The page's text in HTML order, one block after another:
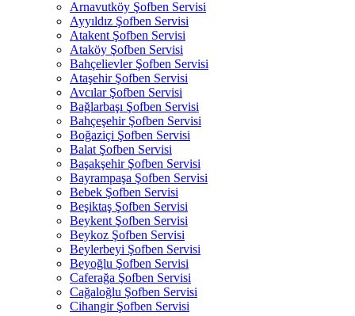
Arnavutköy Şofben Servisi
Ayyıldız Şofben Servisi
Atakent Şofben Servisi
Ataköy Şofben Servisi
Bahçelievler Şofben Servisi
Ataşehir Şofben Servisi
Avcılar Şofben Servisi
Bağlarbaşı Şofben Servisi
Bahçeşehir Şofben Servisi
Boğaziçi Şofben Servisi
Balat Şofben Servisi
Başakşehir Şofben Servisi
Bayrampaşa Şofben Servisi
Bebek Şofben Servisi
Beşiktaş Şofben Servisi
Beykent Şofben Servisi
Beykoz Şofben Servisi
Beylerbeyi Şofben Servisi
Beyoğlu Şofben Servisi
Caferağa Şofben Servisi
Cağaloğlu Şofben Servisi
Cihangir Şofben Servisi